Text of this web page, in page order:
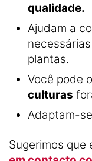
qualidade.
Ajudam a
plantas.
Você pode
culturas
Adaptam-
Sugerimos que